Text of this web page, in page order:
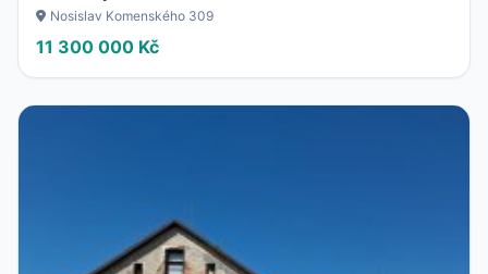
Nosislav Komenského 309
11 300 000 Kč